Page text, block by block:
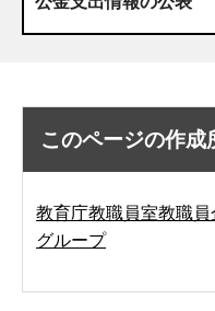
このページの作成
教育庁教職員室教職
グループ